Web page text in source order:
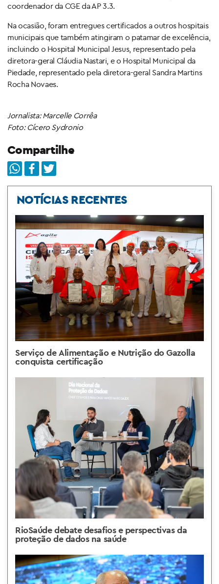
coordenador da CGE da AP 3.3.
Na ocasião, foram entregues certificados a outros hospitais
municipais que também atingiram o patamar de excelência,
incluindo o Hospital Municipal Jesus, representado pela
diretora-geral Cláudia Nastari, e o Hospital Municipal da
Piedade, representado pela diretora-geral Sandra Martins
Rocha Novaes.
Jornalista: Marcelle Corrêa
Foto: Cícero Sydronio
Compartilhe
NOTÍCIAS RECENTES
Serviço de Alimentação e Nutrição do Gazolla
conquista certificação
RioSaúde debate desafios e perspectivas da
proteção de dados na saúde